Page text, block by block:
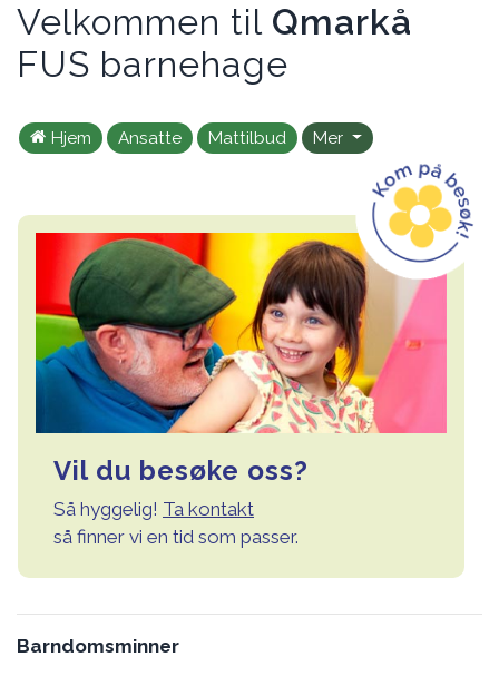
Velkommen til Qmarkå
FUS barnehage
Hjem Ansatte Mattilbud Mer
Vil du besøke oss?
Så hyggelig! Ta kontakt
så finner vi en tid som passer.
Barndomsminner